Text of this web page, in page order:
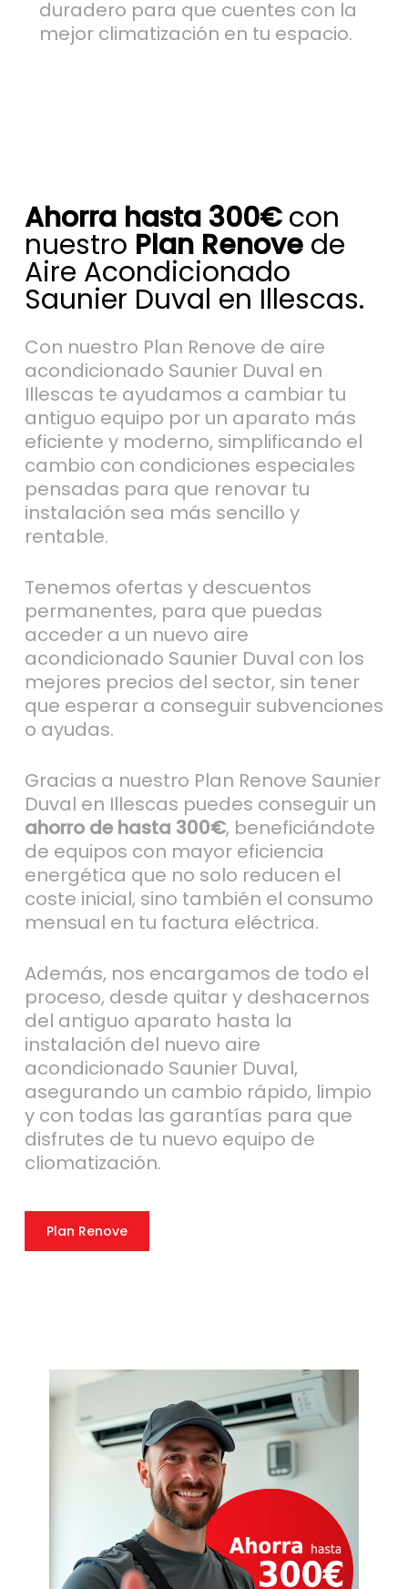
duradero para que cuentes con la
mejor climatización en tu espacio.
Ahorra hasta 300€con
nuestro Plan Renovede
Aire Acondicionado
Saunier Duval en Illescas.
Con nuestro Plan Renove de aire
acondicionado Saunier Duval en
Illescas te ayudamos a cambiar tu
antiguo equipo por un aparato más
eficiente y moderno, simplificando el
cambio con condiciones especiales
pensadas para que renovar tu
instalación sea más sencillo y
rentable.
Tenemos ofertas y descuentos
permanentes, para que puedas
acceder a un nuevo aire
acondicionado Saunier Duval con los
mejores precios del sector, sin tener
que esperar a conseguir subvenciones
o ayudas.
Gracias a nuestro Plan Renove Saunier
Duval en Illescas puedes conseguir un
ahorro de hasta 300€, beneficiándote
de equipos con mayor eficiencia
energética que no solo reducen el
coste inicial, sino también el consumo
mensual en tu factura eléctrica.
Además, nos encargamos de todo el
proceso, desde quitar y deshacernos
del antiguo aparato hasta la
instalación del nuevo aire
acondicionado Saunier Duval,
asegurando un cambio rápido, limpio
y con todas las garantías para que
disfrutes de tu nuevo equipo de
cliomatización.
Plan Renove